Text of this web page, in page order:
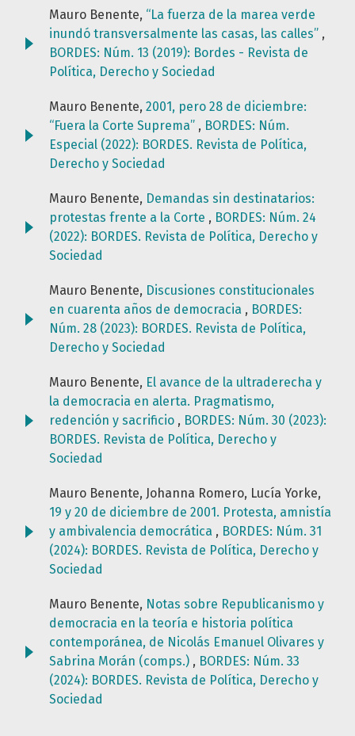
Mauro Benente, “La fuerza de la marea verde
inundó transversalmente las casas, las calles” ,
BORDES: Núm. 13 (2019): Bordes - Revista de
Política, Derecho y Sociedad
Mauro Benente, 2001, pero 28 de diciembre:
“Fuera la Corte Suprema” , BORDES: Núm.
Especial (2022): BORDES. Revista de Política,
Derecho y Sociedad
Mauro Benente, Demandas sin destinatarios:
protestas frente a la Corte , BORDES: Núm. 24
(2022): BORDES. Revista de Política, Derecho y
Sociedad
Mauro Benente, Discusiones constitucionales
en cuarenta años de democracia , BORDES:
Núm. 28 (2023): BORDES. Revista de Política,
Derecho y Sociedad
Mauro Benente, El avance de la ultraderecha y
la democracia en alerta. Pragmatismo,
redención y sacrificio , BORDES: Núm. 30 (2023):
BORDES. Revista de Política, Derecho y
Sociedad
Mauro Benente, Johanna Romero, Lucía Yorke,
19 y 20 de diciembre de 2001. Protesta, amnistía
y ambivalencia democrática , BORDES: Núm. 31
(2024): BORDES. Revista de Política, Derecho y
Sociedad
Mauro Benente, Notas sobre Republicanismo y
democracia en la teoría e historia política
contemporánea, de Nicolás Emanuel Olivares y
Sabrina Morán (comps.) , BORDES: Núm. 33
(2024): BORDES. Revista de Política, Derecho y
Sociedad